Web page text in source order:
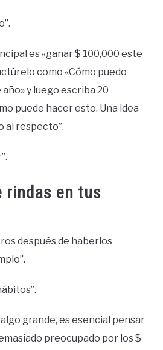
es «ganar $ 100,000 este
como «Cómo puedo
y luego escriba 20
puede hacer esto. Una idea
al respecto”.
rindas en tus
después de haberlos
grande, es esencial pensar
preocupado por los $